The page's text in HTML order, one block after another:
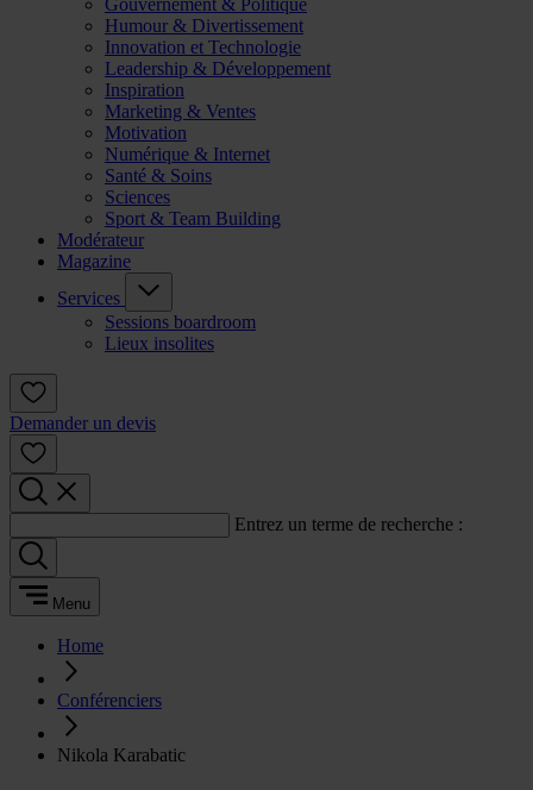
Gouvernement & Politique
Humour & Divertissement
Innovation et Technologie
Leadership & Développement
Inspiration
Marketing & Ventes
Motivation
Numérique & Internet
Santé & Soins
Sciences
Sport & Team Building
Modérateur
Magazine
Services
Sessions boardroom
Lieux insolites
Demander un devis
Entrez un terme de recherche :
Menu
Home
Conférenciers
Nikola Karabatic